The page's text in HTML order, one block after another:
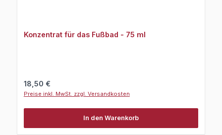
Konzentrat für das Fußbad - 75 ml
Regulärer Preis:
18,50 €
Preise inkl. MwSt. zzgl. Versandkosten
In den Warenkorb